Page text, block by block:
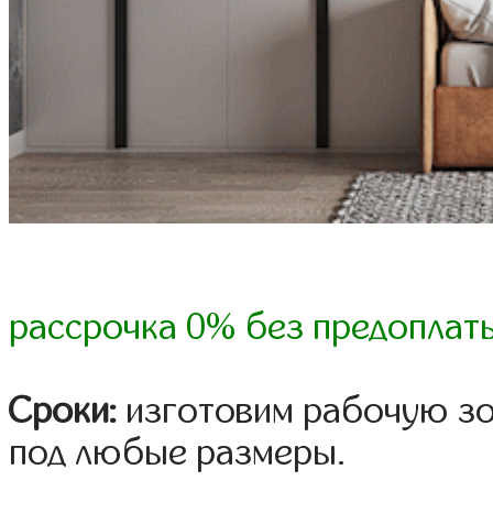
рассрочка 0% без
Сроки: изготовим рабочую
под любые размеры.